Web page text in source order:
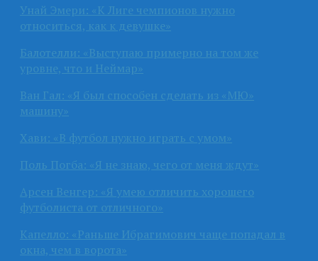
Унай Эмери: «К Лиге чемпионов нужно
относиться, как к девушке»
Балотелли: «Выступаю примерно на том же
уровне, что и Неймар»
Ван Гал: «Я был способен сделать из «МЮ»
машину»
Хави: «В футбол нужно играть с умом»
Поль Погба: «Я не знаю, чего от меня ждут»
Арсен Венгер: «Я умею отличить хорошего
футболиста от отличного»
Капелло: «Раньше Ибрагимович чаще попадал в
окна, чем в ворота»